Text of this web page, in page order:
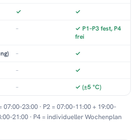
✓ ✓
–
✓ P1–P3 fest, P4
frei
– ✓
– ✓
– ✓ (±5 °C)
07:00–23:00 · P2 = 07:00–11:00 + 19:00–
· P4 = individueller Wochenplan